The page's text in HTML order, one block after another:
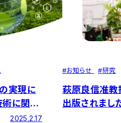
実現に
に関す
お知らせ
2025.2.17
#お知らせ #研究
萩原良信准
出版されまし